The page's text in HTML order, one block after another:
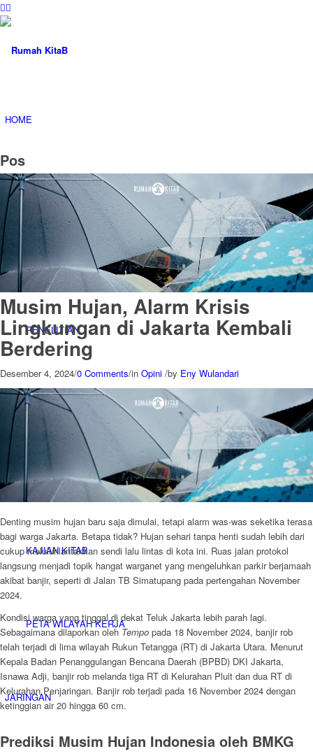
HOME
TENTANG
PROGRAM
PENELITIAN
PENDIDIKAN KRITIS
ADVOKASI
KAJIAN KITAB
PETA WILAYAH KERJA
JARINGAN
Pos
Musim Hujan, Alarm Krisis
Lingkungan di Jakarta Kembali
Berdering
Desember 4, 2024/0 Comments/in Opini /by Eny Wulandari
Denting musim hujan baru saja dimulai, tetapi alarm was-was seketika terasa
bagi warga Jakarta. Betapa tidak? Hujan sehari tanpa henti sudah lebih dari
cukup meluluhlantakkan sendi lalu lintas di kota ini. Ruas jalan protokol
langsung menjadi topik hangat warganet yang mengeluhkan parkir berjamaah
akibat banjir, seperti di Jalan TB Simatupang pada pertengahan November
2024.
Kondisi warga yang tinggal di dekat Teluk Jakarta lebih parah lagi.
Sebagaimana dilaporkan olehTempo pada 18 November 2024, banjir rob
telah terjadi di lima wilayah Rukun Tetangga (RT) di Jakarta Utara. Menurut
Kepala Badan Penanggulangan Bencana Daerah (BPBD) DKI Jakarta,
Isnawa Adji, banjir rob melanda tiga RT di Kelurahan Pluit dan dua RT di
Kelurahan Penjaringan. Banjir rob terjadi pada 16 November 2024 dengan
ketinggian air 20 hingga 60 cm.
Prediksi Musim Hujan Indonesia oleh BMKG